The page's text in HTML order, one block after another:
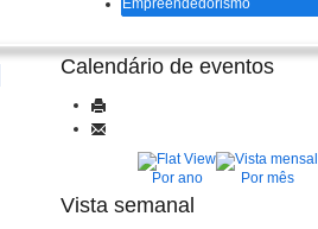
Empreendedorismo
Calendário de eventos
Por ano Por mês
Vista semanal